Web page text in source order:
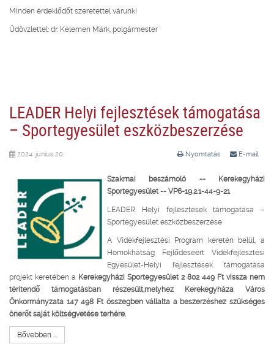
Minden érdeklődőt szeretettel várunk!
Üdövzlettel: dr. Kelemen Márk, polgármester
LEADER Helyi fejlesztések támogatása
– Sportegyesület eszközbeszerzése
Nyomtatás E-mail
2024. június 20.
Szakmai beszámoló --
Kerekegyházi
Sportegyesület -- VP6-19.2.1-44-9-21
LEADER Helyi fejlesztések támogatása –
Sportegyesület eszközbeszerzése
A Vidékfejlesztési Program keretén belül, a
Homokhátság Fejlődéséért Vidékfejlesztési
Egyesület-Helyi fejlesztések támogatása
projekt keretében a Kerekegyházi Sportegyesület 2 802 449 Ft vissza nem
térítendő támogatásban részesült,melyhez Kerekegyháza Város
Önkormányzata 147 498 Ft összegben vállalta a beszerzéshez szükséges
önerőt saját költségvetése terhére.
Bővebben ...